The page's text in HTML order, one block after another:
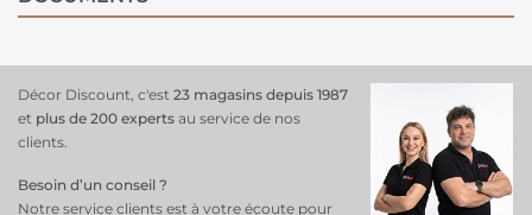
Décor Discount, c'est 23 magasins depuis 1987
et plus de 200 experts au service de nos
clients.
Besoin d’un conseil ?
Notre service clients est à votre écoute pour